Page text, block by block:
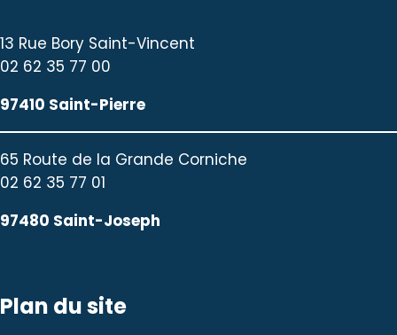
13 Rue Bory Saint-Vincent
02 62 35 77 00
97410 Saint-Pierre
65 Route de la Grande Corniche
02 62 35 77 01
97480 Saint-Joseph
Plan du site